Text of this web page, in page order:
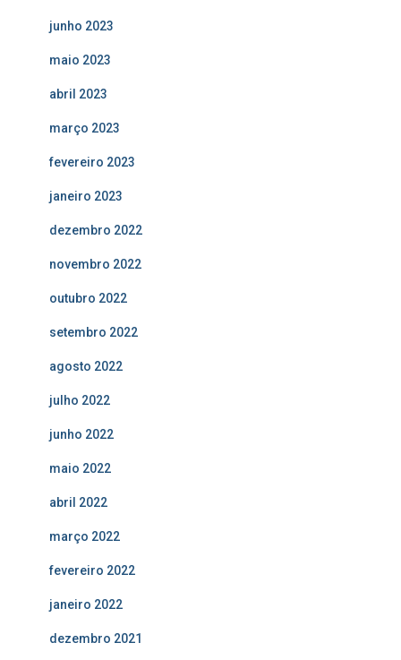
junho 2023
maio 2023
abril 2023
março 2023
fevereiro 2023
janeiro 2023
dezembro 2022
novembro 2022
outubro 2022
setembro 2022
agosto 2022
julho 2022
junho 2022
maio 2022
abril 2022
março 2022
fevereiro 2022
janeiro 2022
dezembro 2021